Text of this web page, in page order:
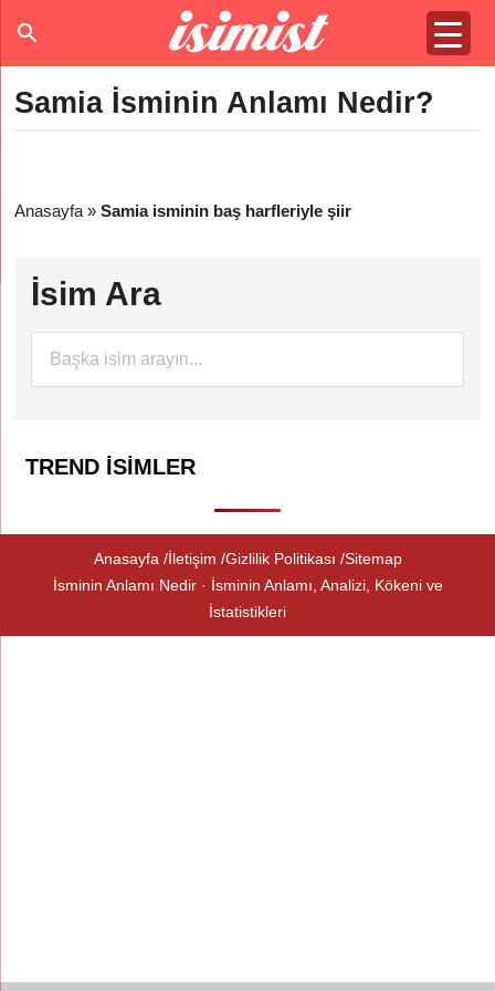
Samia İsminin Anlamı Nedir?
Anasayfa »Samia isminin baş harfleriyle şiir
İsim Ara
TREND İSIMLER
Anasayfa İletişim Gizlilik Politikası Sitemap
İsminin Anlamı Nedir · İsminin Anlamı, Analizi, Kökeni ve
İstatistikleri